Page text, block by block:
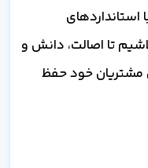
استانداردهای
تا اصالت، دانش و
مشتریان خود حفظ